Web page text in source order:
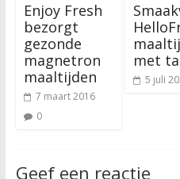
Enjoy Fresh
bezorgt
gezonde
magnetron
maaltijden
7 maart 2016
0
met
5 juli
Geef een reactie